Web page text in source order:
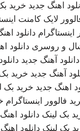
اهنگ جدید خرید
لایک کامنت
اینستاگرام دانلود
و روسری دانلود
دانلود آهنگ جدید
آهنگ جدید خرید
اهنگ جدید خرید بک
فالوور اینستاگرام
بک لینک دانلود
بک لینک دانلود